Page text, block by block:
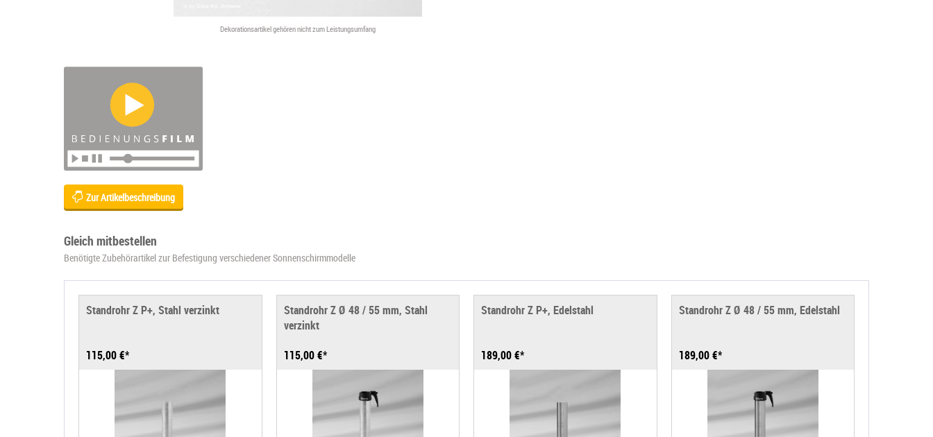
Dekorationsartikel gehören nicht zum Leistungsumfang
Zur Artikelbeschreibung
Gleich mitbestellen
Benötigte Zubehörartikel zur Befestigung verschiedener Sonnenschirmmodelle
Standrohr Z P+, Stahl verzinkt
115,00 €*
Standrohr Z Ø 48 / 55 mm, Stahl
verzinkt
115,00 €*
Standrohr Z P+, Edelstahl
189,00 €*
Standrohr Z Ø 48 / 55 mm, Edelstahl
189,00 €*